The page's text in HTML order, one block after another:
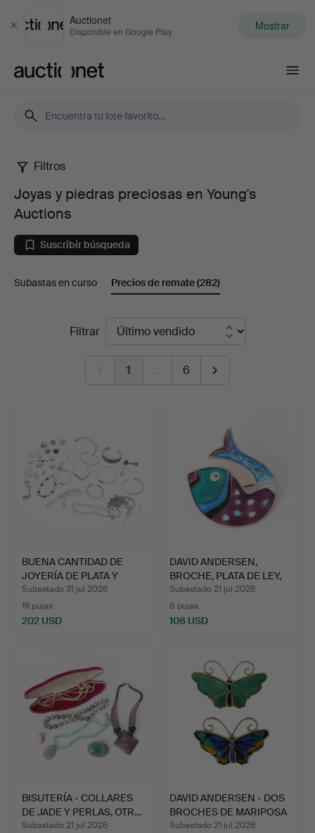
Cerrar
Auctionet
Disponible en Google Play Mostrar
Joyas
piedras
preciosas
Young's
Auctions
Filtros
Joyas y piedras preciosas en Young's
Auctions
Suscribir búsqueda
Subastas en curso Precios de remate(282)
Filtrar
1 … 6
BUENA CANTIDAD DE
JOYERÍA DE PLATA Y
METAL…
Subastado 31 jul 2026
19 pujas
202 USD
DAVID ANDERSEN,
BROCHE, PLATA DE LEY,
DECO…
Subastado 21 jul 2026
8 pujas
108 USD
BISUTERÍA - COLLARES
DE JADE Y PERLAS, OTR…
Subastado 21 jul 2026
DAVID ANDERSEN - DOS
BROCHES DE MARIPOSA
E…
Subastado 21 jul 2026